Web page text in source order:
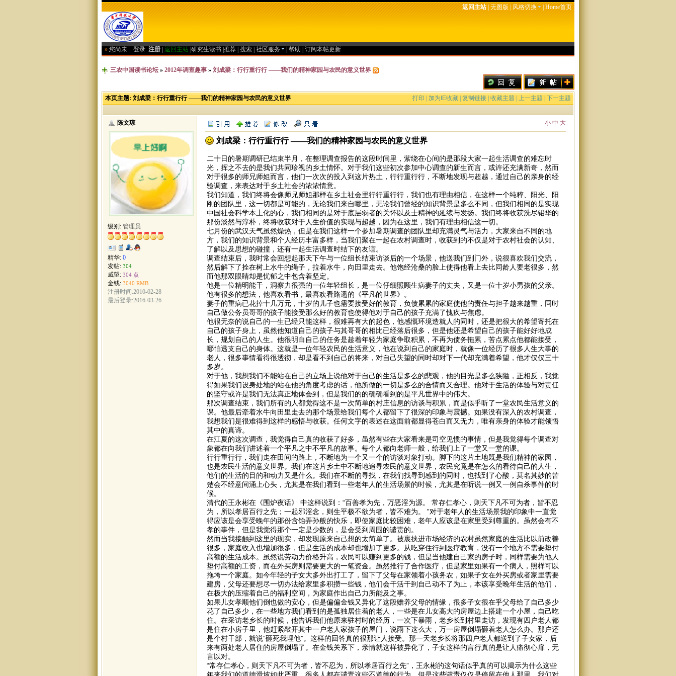
返回主站|无图版|风格切换 |Home首页
» 您尚未 登录 注册 返回主站 研究生读书 推荐 搜索 社区服务 帮助 订阅本帖更新
三农中国读书论坛 » 2012年调查趣事 » 刘成梁：行行重行行 ——我们的精神家园与农民的意义世界
本页主题: 刘成梁：行行重行行 ——我们的精神家园与农民的意义世界 打印 | 加为IE收藏 |复制链接 |收藏主题 | 上一主题 |下一主题
陈文琼
级别: 管理员
精华: 0
发帖: 304
威望: 304 点
金钱: 3040 RMB
注册时间:2010-02-28
最后登录:2016-03-26
小 中 大
刘成梁：行行重行行 ——我们的精神家园与农民的意义世界
二十日的暑期调研已结束半月，在整理调查报告的这段时间里，萦绕在心间的是那段大家一起生活调查的难忘时
光，挥之不去的是我们共同珍视的乡土情怀。对于我们这些初次参加中心调查的新生而言，或许还充满新奇，然而
对于很多的师兄师姐而言，他们一次次的投入到这片热土，行行重行行，不断地发现与超越，通过自己的亲身的经
验调查，来表达对于乡土社会的浓浓情意。
我们知道，我们终将会像师兄师姐那样在乡土社会里行行重行行，我们也有理由相信，在这样一个纯粹、阳光、阳
刚的团队里，这一切都是可能的，无论我们来自哪里，无论我们曾经的知识背景是多么不同，但我们相同的是实现
中国社会科学本土化的心，我们相同的是对于底层弱者的关怀以及士精神的延续与发扬。我们终将收获洗尽铅华的
那份淡然与淳朴，终将收获对于人生价值的实现与超越，因为在这里，我们有理由相信这一切。
七月份的武汉天气虽然燥热，但是在我们这样一个参加暑期调查的团队里却充满灵气与活力，大家来自不同的地
方，我们的知识背景和个人经历丰富多样，当我们聚在一起在农村调查时，收获到的不仅是对于农村社会的认知、
了解以及思想的碰撞，还有一起生活调查时结下的友谊。
调查结束后，我时常会回想起那天下午与一位组长结束访谈后的一个场景，他送我们到门外，说很喜欢我们交流，
然后解下了拴在树上水牛的绳子，拉着水牛，向田里走去。他饱经沧桑的脸上使得他看上去比同龄人要老很多，然
而他那双眼睛却是忧郁之中包含着坚定。
他是一位精明能干，洞察力很强的一位年轻组长，是一位仔细照顾生病妻子的丈夫，又是一位十岁小男孩的父亲。
他有很多的想法，他喜欢看书，最喜欢看路遥的《平凡的世界》。
妻子的重病已花掉十几万元，十岁的儿子也需要接受好的教育，负债累累的家庭使他的责任与担子越来越重，同时
自己做公务员哥哥的孩子能接受那么好的教育也使得他对于自己的孩子充满了愧疚与焦虑。
他很无奈的说自己的一生已经只能这样，很难再有大的起色，他感慨环境造就人的同时，还是把很大的希望寄托在
自己的孩子身上，虽然他知道自己的孩子与其哥哥的相比已经落后很多，但是他还是希望自己的孩子能好好地成
长，规划自己的人生。他很明白自己的任务是趁着年轻为家庭争取积累，不再为债务拖累，苦点累点他都能接受，
哪怕透支自己的身体。这就是一位年轻农民的生活意义，他在说到自己的家庭时，就像一位经历了很多人生大事的
老人，很多事情看得很透彻，却是看不到自己的将来，对自己失望的同时却对下一代却充满着希望，他才仅仅三十
多岁。
对于他，我想我们不能站在自己的立场上说他对于自己的生活是多么的悲观，他的目光是多么狭隘，正相反，我觉
得如果我们设身处地的站在他的角度考虑的话，他所做的一切是多么的合情而又合理。他对于生活的体验与对责任
的坚守或许是我们无法真正地体会到，但是我们的的确确看到的是平凡世界中的伟大。
那次调查结束，我们所有的人都觉得这不是一次简单的村庄信息的访谈与积累，而是似乎听了一堂农民生活意义的
课。他最后牵着水牛向田里走去的那个场景给我们每个人都留下了很深的印象与震撼。如果没有深入的农村调查，
我想我们是很难得到这样的感悟与收获。任何文字的表述在这面前都显得苍白而又无力，唯有亲身的体验才能领悟
其中的真谛。
在江夏的这次调查，我觉得自己真的收获了好多，虽然有些在大家看来是司空见惯的事情，但是我觉得每个调查对
象都在向我们讲述着一个平凡之中不平凡的故事。每个人都向老师一般，给我们上了一堂又一堂的课。
行行重行行，我们走在田间的路上，不断地为一个又一个的访谈对象打动。脚下的这片土地既是我们精神的家园，
也是农民生活的意义世界。我们在这片乡土中不断地追寻农民的意义世界，农民究竟是在怎么的看待自己的人生，
他们的生活的目的和动力又是什么。我们在不断的寻找，在我们找寻到感到的同时，也找到了心酸，莫名其妙的苦
楚会不经意间涌上心头，尤其是在我们看到一些老年人的生活场景的时候，尤其是在听说一例又一例自杀事件的时
候。
清代的王永彬在《围炉夜话》 中这样说到：“百善孝为先，万恶淫为源。 常存仁孝心，则天下凡不可为者，皆不忍
为，所以孝居百行之先；一起邪淫念，则生平极不欲为者，皆不难为。 ”对于老年人的生活场景我的印象中一直觉
得应该是会享受晚年的那份含饴弄孙般的快乐，即使家庭比较困难，老年人应该是在家里受到尊重的。虽然会有不
孝的事件，但是我觉得那个一定是少数的，是会受到周围的谴责的。
然而当我接触到这里的现实，却发现原来自己想的太简单了。被裹挟进市场经济的农村虽然家庭的生活比以前改善
很多，家庭收入也增加很多，但是生活的成本却也增加了更多。从吃穿住行到医疗教育，没有一个地方不需要垫付
高额的生活成本。虽然说劳动力价格升高，农民可以赚到更多的钱，但是当他建自己家的房子时，同样需要为他人
垫付高额的工资，而在外买房则需要更大的一笔资金。虽然推行了合作医疗，但是家里如果有一个病人，照样可以
拖垮一个家庭。如今年轻的子女大多外出打工了，留下了父母在家领着小孩务农，如果子女在外买房或者家里需要
建房，父母还要想尽一切办法给家里多积攒一些钱，他们会干活干到自己动不了为止，本该享受晚年生活的他们，
在极大的压缩着自己的福利空间，为家庭作出自己力所能及之事。
如果儿女孝顺他们倒也做的安心，但是偏偏金钱又异化了这段赡养父母的情缘，很多子女很在乎父母给了自己多少
花了自己多少，在一些地方我们看到的是孤独居住着的老人，一些是在儿女高大的房屋边上搭建一个小屋，自己吃
住。在采访老乡长的时候，他告诉我们他原来驻村时的经历，一次下暴雨，老乡长到村里走访，发现有四户老人都
是住在小房子里，他赶紧敲开其中一户老人家孩子的屋门，说雨下这么大，万一房屋倒塌砸着老人怎么办。那户还
是个村干部，就说“砸死我埋他”。这样的回答真的很那让人接受。那一天老乡长将那四户老人都送到了子女家，后
来有两处老人居住的房屋倒塌了。在金钱关系下，亲情就这样被异化了，子女这样的言行真的是让人痛彻心扉，无
言以对。
“常存仁孝心，则天下凡不可为者，皆不忍为，所以孝居百行之先”，王永彬的这句话似乎真的可以揭示为什么这些
年来我们的道德滑坡如此严重，很多人都在谴责这些不道德的行为，但是这些谴责仅仅是停留在他人那里，我们对